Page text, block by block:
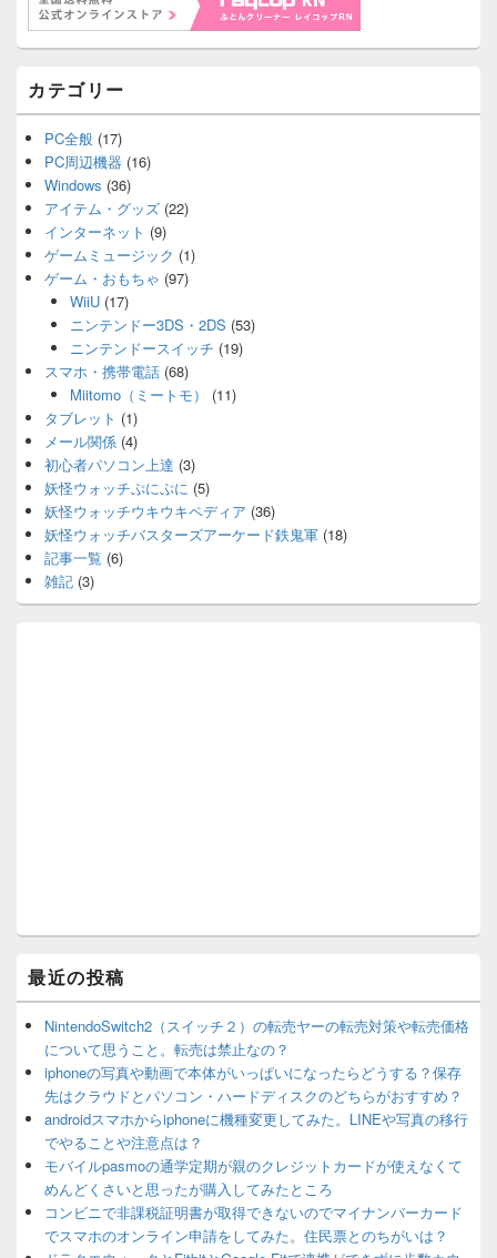
カテゴリー
PC全般 (17)
PC周辺機器 (16)
Windows (36)
アイテム・グッズ (22)
インターネット (9)
ゲームミュージック (1)
ゲーム・おもちゃ (97)
WiiU(17)
ニンテンドー3DS・2DS (53)
ニンテンドースイッチ (19)
スマホ・携帯電話 (68)
Miitomo（ミートモ）
(11)
タブレット (1)
メール関係 (4)
初心者パソコン上達 (3)
妖怪ウォッチぷにぷに (5)
妖怪ウォッチウキウキペディア (36)
妖怪ウォッチバスターズアーケード鉄鬼軍 (18)
記事一覧 (6)
雑記 (3)
最近の投稿
NintendoSwitch2（スイッチ２）の転売ヤーの転売対策や転売価格
について思うこと。転売は禁止なの？
iphoneの写真や動画で本体がいっぱいになったらどうする？保存
先はクラウドとパソコン・ハードディスクのどちらがおすすめ？
androidスマホからiphoneに機種変更してみた。LINEや写真の移行
でやることや注意点は？
モバイルpasmoの通学定期が親のクレジットカードが使えなくて
めんどくさいと思ったが購入してみたところ
コンビニで非課税証明書が取得できないのでマイナンバーカード
でスマホのオンライン申請をしてみた。住民票とのちがいは？